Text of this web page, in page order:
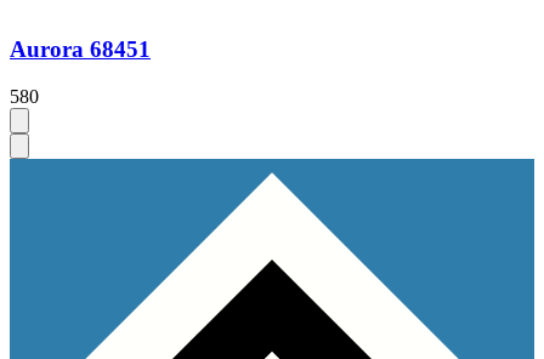
Aurora 68451
580